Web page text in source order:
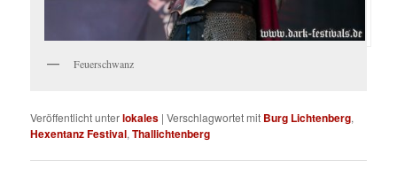
Feuerschwanz
Veröffentlicht unterlokales |Verschlagwortet mit Burg Lichtenberg,
Hexentanz Festival,Thallichtenberg